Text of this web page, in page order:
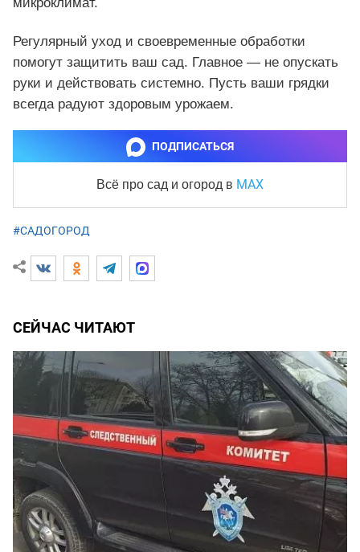
Регулярный уход и своевременные обработки
помогут защитить ваш сад. Главное — не опускать
руки и действовать системно. Пусть ваши грядки
всегда радуют здоровым урожаем.
ПОДПИСАТЬСЯ
Всё про сад и огород в MAX
#САДОГОРОД
СЕЙЧАС ЧИТАЮТ